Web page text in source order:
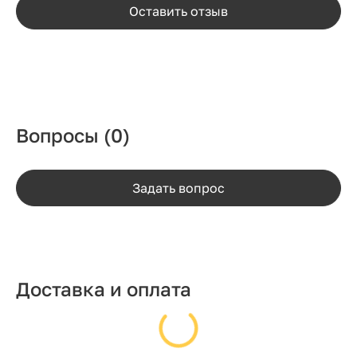
Оставить отзыв
Вопросы (0)
Задать вопрос
Доставка и оплата